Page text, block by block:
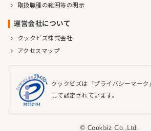
取扱職種の範囲等の明示
運営会社について
クックビズ株式会社
アクセスマップ
クックビズは「プライバシーマーク
して認定されています。
© Cookbiz Co.,Ltd.